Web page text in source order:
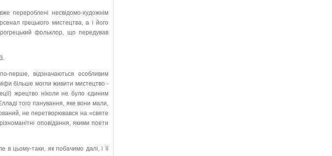
перероблені несвідомо-художнім
грецького мистецтва, а і його
фольклор, що передував
перше, відзначаються особливим
більше могли живити мистецтво -
жрецтво ніколи не було єдиним
того панування, яке вони мали,
не перетворювався на «святе
оповідання, якими поети
в цьому-таки, як побачимо далі, і її